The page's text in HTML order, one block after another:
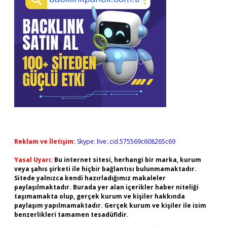
Reklam ve İletişim: Skype: live:.cid.575569c608265c69
Yasal Uyarı: Bu internet sitesi, herhangi bir marka, kurum
veya şahıs şirketi ile hiçbir bağlantısı bulunmamaktadır.
Sitede yalnızca kendi hazırladığımız makaleler
paylaşılmaktadır. Burada yer alan içerikler haber niteliği
taşımamakta olup, gerçek kurum ve kişiler hakkında
paylaşım yapılmamaktadır. Gerçek kurum ve kişiler ile isim
benzerlikleri tamamen tesadüfidir.